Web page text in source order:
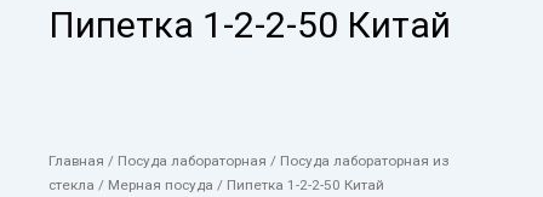
a
Пипетка 1-2-2-50 Китай
Главная / Посуда лабораторная / Посуда лабораторная из
стекла / Мерная посуда / Пипетка 1-2-2-50 Китай